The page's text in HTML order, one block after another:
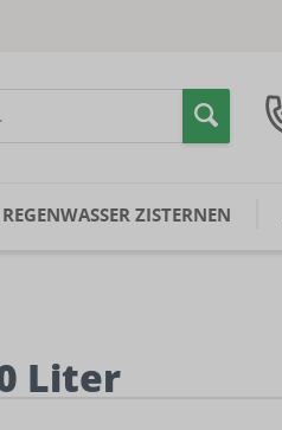
REGENWASSER ZISTERNEN
Liter